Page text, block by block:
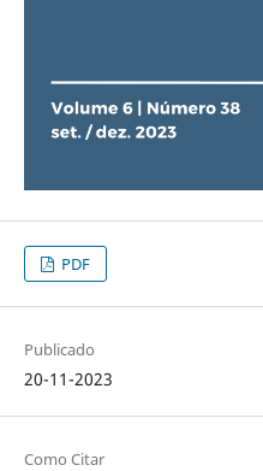
PDF
Publicado
20-11-2023
Como Citar